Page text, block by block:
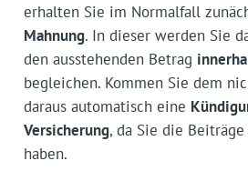
erhalten Sie im Normalfall
Mahnung. In dieser werden Sie
den ausstehenden Betrag
begleichen. Kommen Sie dem
daraus automatisch eine
Versicherung, da Sie die
haben.